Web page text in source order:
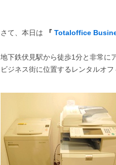
さて、本日は 『 Totaloffice
地下鉄伏見駅から徒歩1分と非常に
ビジネス街に位置するレンタルオ